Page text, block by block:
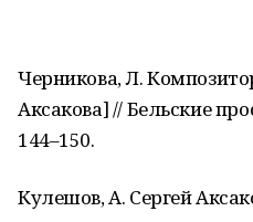
Черникова, Л.
Аксакова] // Бельские
144–150.
Кулешов, А. Сергей